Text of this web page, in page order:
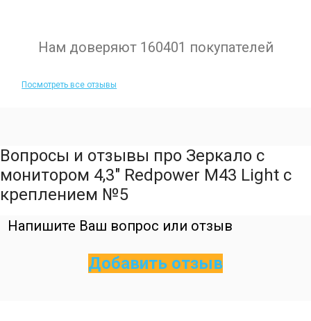
Нам доверяют 160401 покупателей
Посмотреть все отзывы
Вопросы и отзывы про Зеркало с
монитором 4,3" Redpower M43 Light с
креплением №5
Напишите Ваш вопрос или отзыв
Добавить отзыв